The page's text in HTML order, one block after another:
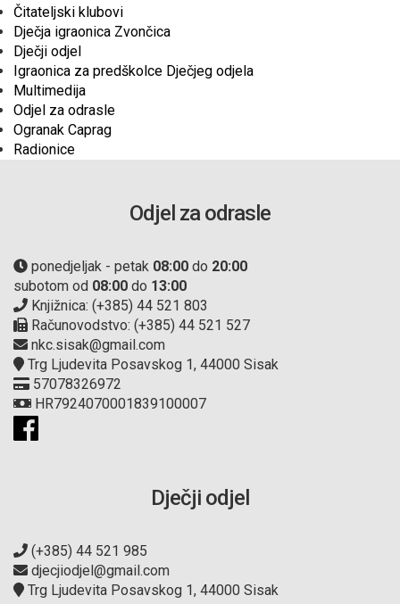
Čitateljski klubovi
Dječja igraonica Zvončica
Dječji odjel
Igraonica za predškolce Dječjeg odjela
Multimedija
Odjel za odrasle
Ogranak Caprag
Radionice
Odjel za odrasle
ponedjeljak - petak 08:00 do 20:00
subotom od 08:00 do 13:00
Knjižnica: (+385) 44 521 803
Računovodstvo: (+385) 44 521 527
nkc.sisak@gmail.com
Trg Ljudevita Posavskog 1, 44000 Sisak
57078326972
HR7924070001839100007
Dječji odjel
(+385) 44 521 985
djecjiodjel@gmail.com
Trg Ljudevita Posavskog 1, 44000 Sisak